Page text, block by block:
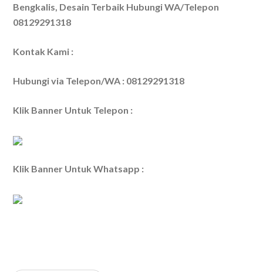
Bengkalis, Desain Terbaik Hubungi WA/Telepon
08129291318
Kontak Kami :
Hubungi via Telepon/WA : 08129291318
Klik Banner Untuk Telepon :
Klik Banner Untuk Whatsapp :